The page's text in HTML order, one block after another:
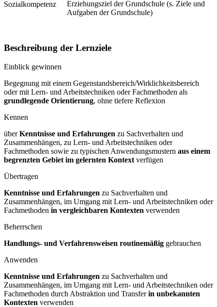
Sozialkompetenz
Erziehungsziel der Grundschule (s. Ziele und
Aufgaben der Grundschule)
Beschreibung der Lernziele
Einblick gewinnen
Begegnung mit einem Gegenstandsbereich/Wirklichkeitsbereich
oder mit Lern- und Arbeitstechniken oder Fachmethoden als
grundlegende Orientierung, ohne tiefere Reflexion
Kennen
überKenntnisse und Erfahrungen zu Sachverhalten und
Zusammenhängen, zu Lern- und Arbeitstechniken oder
Fachmethoden sowie zu typischen Anwendungsmustern aus einem
begrenzten Gebiet im gelernten Kontext verfügen
Übertragen
Kenntnisse und Erfahrungen zu Sachverhalten und
Zusammenhängen, im Umgang mit Lern- und Arbeitstechniken oder
Fachmethoden in vergleichbaren Kontexten verwenden
Beherrschen
Handlungs- und Verfahrensweisen routinemäßig gebrauchen
Anwenden
Kenntnisse und Erfahrungen zu Sachverhalten und
Zusammenhängen, im Umgang mit Lern- und Arbeitstechniken oder
Fachmethoden durch Abstraktion und Transferin unbekannten
Kontexten verwenden